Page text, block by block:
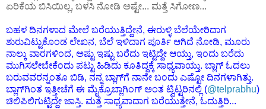
ಏರಿಕೆಯ ಬಿಸಿಯಿಲ್ಲ, ಬಳಸಿ ನೋಡಿ ಅಷ್ಟೇ... ಮತ್ತೆ ಸಿಗೋಣ...
ಬಹಳ ದಿನಗಳಾದ ಮೇಲೆ ಬರೆಯುತ್ತಿದ್ದೇನೆ, ಈರುಳ್ಳಿ ಬೆಲೆಯೇರಿದಾಗ
ಶುರುವಿಟ್ಟುಕೊಂಡ ಲೇಖನ, ಬೆಲೆ ಇಳಿದಾಗ ಪೂರ್ತಿ ಆಗಿದೆ ನೋಡಿ, ಮೂರು
ನಾಲ್ಕು ವಾರಗಳಿಂದ, ಅಷ್ಟು ಇಷ್ಟು ಬರೆದು ಇಟ್ಟಿದ್ದೇ ಆಯ್ತು, ಇಂದು ಬರೆದು
ಮುಗಿಸಲೇಬೇಕೆಂದು ಪಟ್ಟು ಹಿಡಿದು ಕೂತಿದ್ದಕ್ಕೆ ಸಾಧ್ಯವಾಯ್ತು. ಬ್ಲಾಗ್ ಓದಲು
ಬರುವವರನ್ನಂತೂ ಬಿಡಿ, ನನ್ನ ಬ್ಲಾಗ್‌ಗೆ ನಾನೇ ಬಂದು ಎಷ್ಟೋ ದಿನಗಳಾಗಿತ್ತು.
ಬ್ಲಾಗ್‌ಗಿಂತ ಇತ್ತೀಚೆಗೆ ಈ ಮೈಕ್ರೊಬ್ಲಾಗಿಂಗ್ ಅಂತ ಟ್ವಿಟ್ಟರಿನಲ್ಲಿ (@telprabhu)
ಚಿಲಿಪಿಲಿಗುಟ್ಟಿದ್ದೇ ಜಾಸ್ತಿ. ಮತ್ತೆ ಸಾಧ್ಯವಾದಾಗ ಬರೆಯುತ್ತೇನೆ, ಓದುತ್ತಿರಿ...